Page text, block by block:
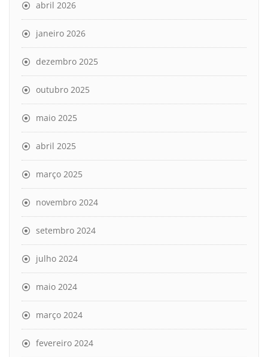
abril 2026
janeiro 2026
dezembro 2025
outubro 2025
maio 2025
abril 2025
março 2025
novembro 2024
setembro 2024
julho 2024
maio 2024
março 2024
fevereiro 2024